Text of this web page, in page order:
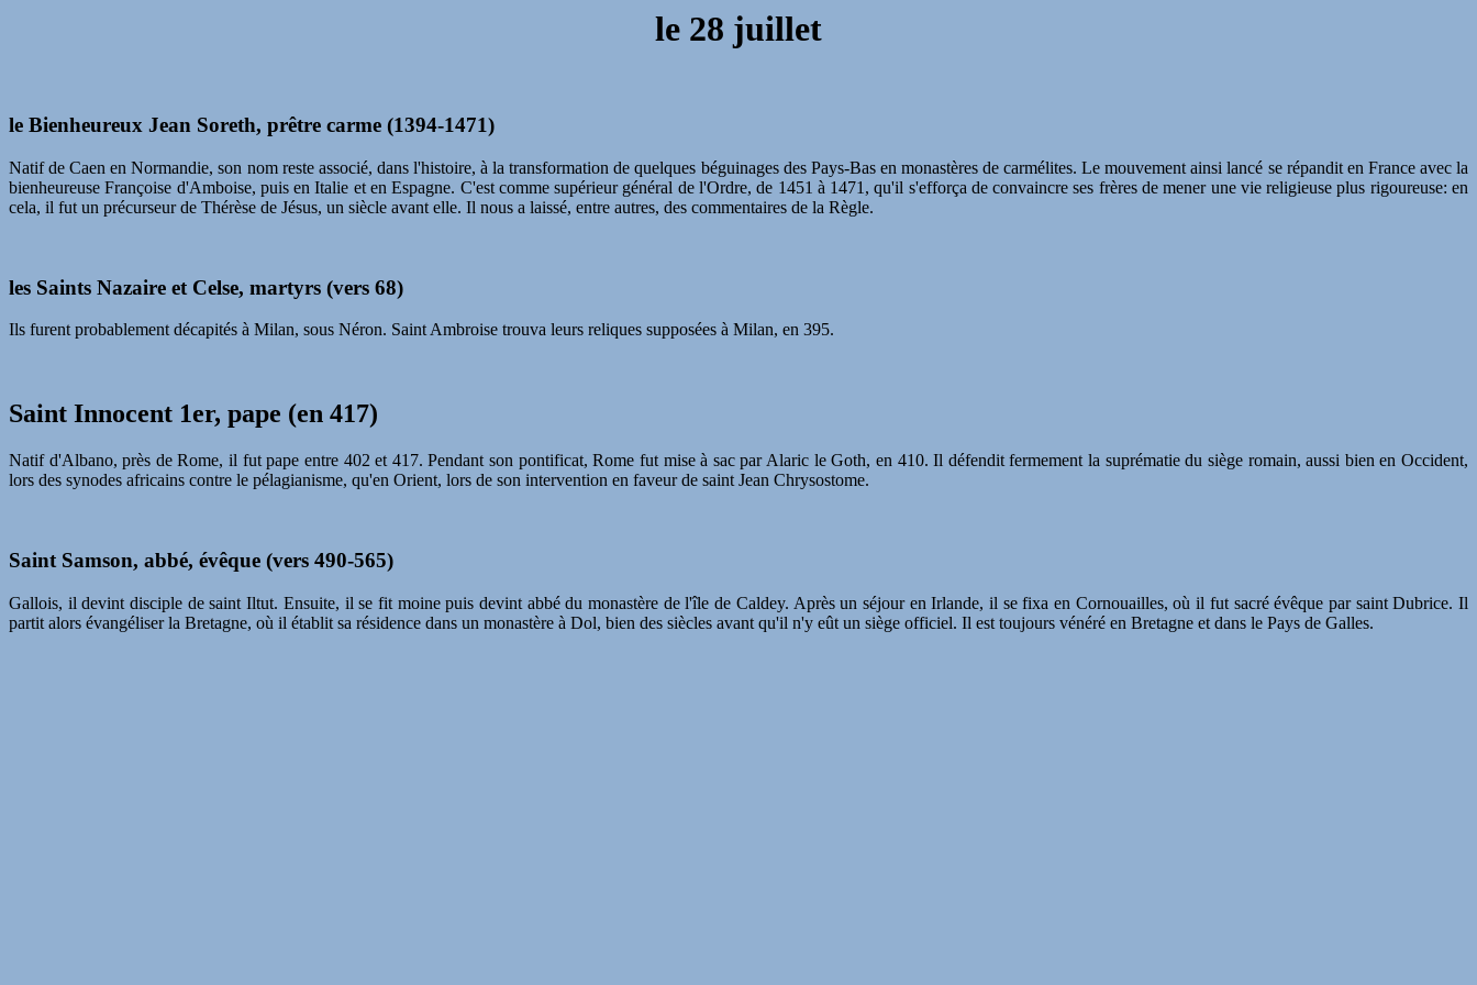
le 28 juillet
le Bienheureux Jean Soreth, prêtre carme (1394-1471)
Natif de Caen en Normandie, son nom reste associé, dans l'histoire, à la transformation de quelques béguinages des Pays-Bas en monastères de carmélites. Le mouvement ainsi lancé se répandit en France avec la
bienheureuse Françoise d'Amboise, puis en Italie et en Espagne. C'est comme supérieur général de l'Ordre, de 1451 à 1471, qu'il s'efforça de convaincre ses frères de mener une vie religieuse plus rigoureuse: en
cela, il fut un précurseur de Thérèse de Jésus, un siècle avant elle. Il nous a laissé, entre autres, des commentaires de la Règle.
les Saints Nazaire et Celse, martyrs (vers 68)
Ils furent probablement décapités à Milan, sous Néron. Saint Ambroise trouva leurs reliques supposées à Milan, en 395.
Saint Innocent 1er, pape (en 417)
Natif d'Albano, près de Rome, il fut pape entre 402 et 417. Pendant son pontificat, Rome fut mise à sac par Alaric le Goth, en 410. Il défendit fermement la suprématie du siège romain, aussi bien en Occident,
lors des synodes africains contre le pélagianisme, qu'en Orient, lors de son intervention en faveur de saint Jean Chrysostome.
Saint Samson, abbé, évêque (vers 490-565)
Gallois, il devint disciple de saint Iltut. Ensuite, il se fit moine puis devint abbé du monastère de l'île de Caldey. Après un séjour en Irlande, il se fixa en Cornouailles, où il fut sacré évêque par saint Dubrice. Il
partit alors évangéliser la Bretagne, où il établit sa résidence dans un monastère à Dol, bien des siècles avant qu'il n'y eût un siège officiel. Il est toujours vénéré en Bretagne et dans le Pays de Galles.